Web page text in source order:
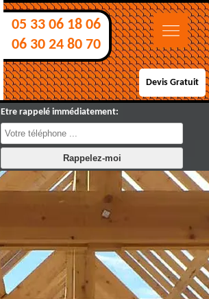
05 33 06 18 06
06 30 24 80 70
Devis Gratuit
Etre rappelé immédiatement: